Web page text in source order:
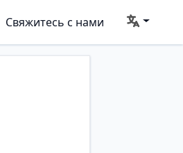
Свяжитесь с нами